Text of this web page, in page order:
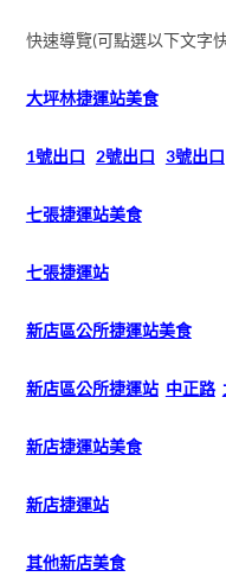
快速導覽(可點選以下文字
大坪林捷運站美食
1號出口 2號出口 3號出口
七張捷運站美食
七張捷運站
新店區公所捷運站美食
新店區公所捷運站 中正路
新店捷運站美食
新店捷運站
其他新店美食